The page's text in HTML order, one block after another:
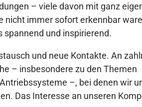
– viele davon mit ganz
nicht immer sofort erkennbar
und inspirierend.
und neue Kontakte. An
– insbesondere zu den Themen
–, bei denen wir
Das Interesse an unseren